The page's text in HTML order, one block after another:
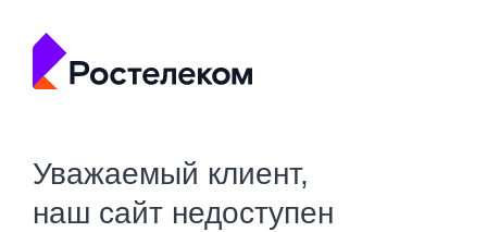
Уважаемый клиент,
наш сайт недоступен